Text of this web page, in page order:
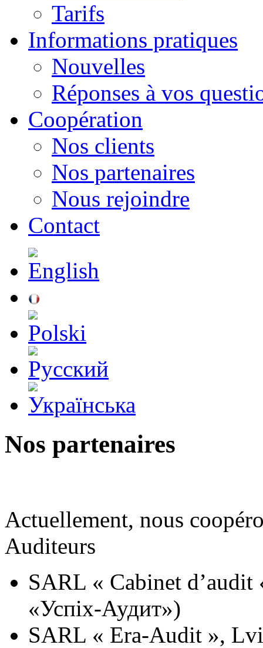
Tarifs
Informations pratiques
Nouvelles
Réponses à vos
Сoopération
Nos clients
Nos partenaires
Nous rejoindre
Contact
Nos partenaires
Actuellement, nous
Auditeurs
SARL « Cabinet
«Успіх-Аудит»)
SARL « Era-Audit »,